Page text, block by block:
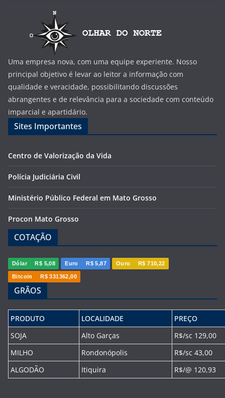
Uma empresa nova, com uma equipe experiente. Nosso
principal objetivo é levar ao leitor a informação com
qualidade e veracidade, possibilitando discussões
abrangentes e de relevância para a sociedade com conteúdo
imparcial e apartidário.
Sites Importantes
Centro de Valorização da Vida
Polícia Judiciária Civil
Ministério Público Federal em Mato Grosso
Procon Mato Grosso
COTAÇÃO
Dólar R$ 5,08 Euro R$ 5,87 Ouro R$ 710,22
Bitcoin R$ 331362,00
GRÃOS
PRODUTO LOCALIDADE
PREÇO
SOJA
Alto Garças
R$/sc 129,00
MILHO
Rondonópolis
R$/sc 43,00
ALGODÃO
Itiquira R$/@ 120,93